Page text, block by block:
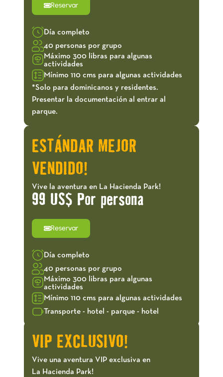
Reservar
Día completo
40 personas por grupo
Máximo 300 libras para algunas
actividades
Mínimo 110 cms para algunas actividades
*Solo para dominicanos y residentes.
Presentar la documentación al entrar al
parque.
ESTÁNDAR MEJOR
VENDIDO!
Vive la aventura en La Hacienda Park!
99 US$ Por persona
Reservar
Día completo
40 personas por grupo
Máximo 300 libras para algunas
actividades
Mínimo 110 cms para algunas actividades
Transporte - hotel - parque - hotel
VIP EXCLUSIVO!
Vive una aventura VIP exclusiva en
La Hacienda Park!